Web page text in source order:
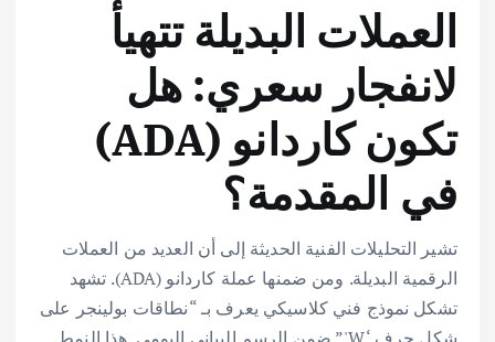
العملات البديلة تتهيأ
لانفجار سعري: هل
تكون كاردانو (ADA)
في المقدمة؟
تشير التحليلات الفنية الحديثة إلى أن العديد من العملات
الرقمية البديلة. ومن ضمنها عملة كاردانو (ADA). تشهد
تشكل نموذج فني كلاسيكي يعرف بـ “نطاقات بولينجر على